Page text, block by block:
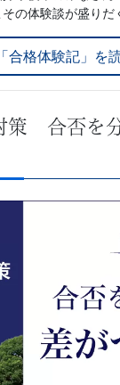
の体験談が盛りだ
「合格体験記」を
策 合否を